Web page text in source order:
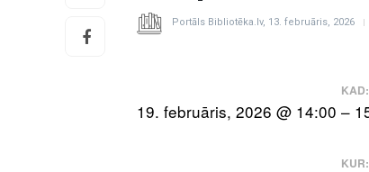
Portāls Bibliotēka.lv, 13. februāris, 2026
KAD:
19. februāris, 2026 @ 14:00 –
KUR: